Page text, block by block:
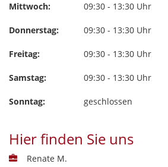
Mittwoch: 09:30 - 13:30 Uhr
Donnerstag: 09:30 - 13:30 Uhr
Freitag: 09:30 - 13:30 Uhr
Samstag: 09:30 - 13:30 Uhr
Sonntag: geschlossen
Hier finden Sie uns
Renate M.